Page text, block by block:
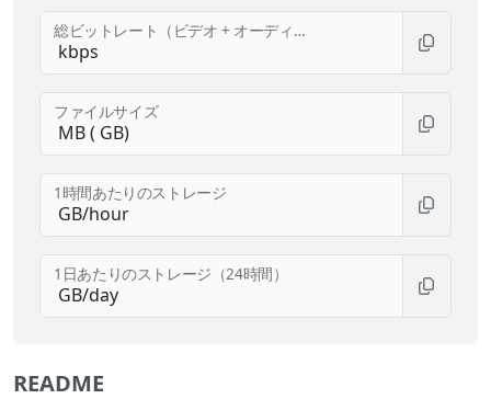
総ビットレート（ビデオ + オーディオ）
ファイルサイズ
1時間あたりのストレージ
1日あたりのストレージ（24時間）
README